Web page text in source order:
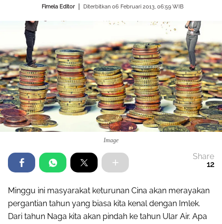
Fimela Editor Diterbitkan 06 Februari 2013, 06:59 WIB
Image
Share
12
Minggu ini masyarakat keturunan Cina akan merayakan
pergantian tahun yang biasa kita kenal dengan Imlek.
Dari tahun Naga kita akan pindah ke tahun Ular Air. Apa